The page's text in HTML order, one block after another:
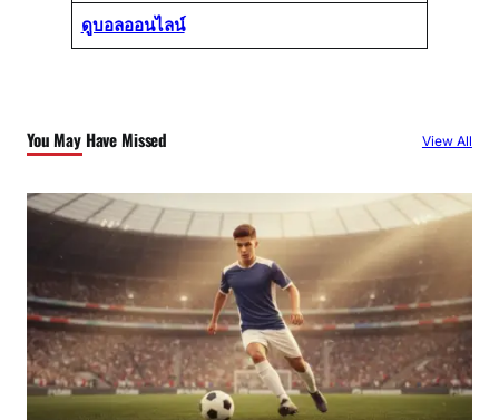
ดูบอลออนไลน์
You May Have Missed View All